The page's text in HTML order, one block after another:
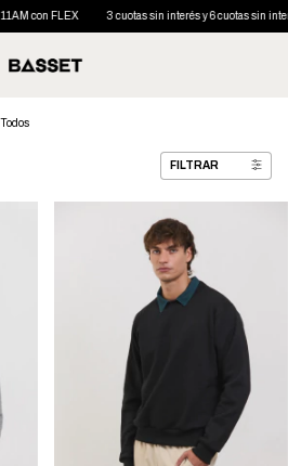
3 cuotas sin interés y 6 cuotas sin interés desde $200.000
Todos
FILTRAR